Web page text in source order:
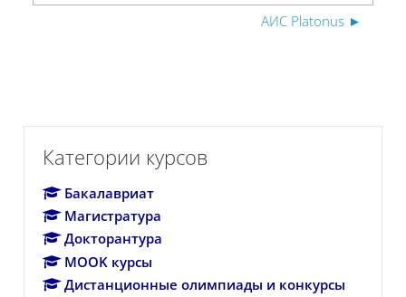
АИС Platonus ►
Категории курсов
Бакалавриат
Магистратура
Докторантура
MOOK курсы
Дистанционные олимпиады и конкурсы